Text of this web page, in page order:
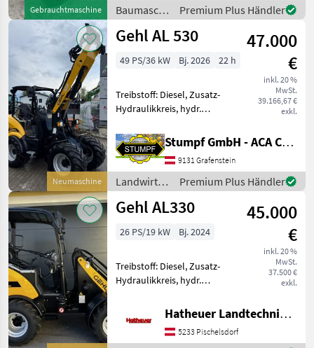
Gebrauchtmaschine
Baumaschinen Radlader
Baumaschinen
/ Gehl
Premium Plus Händler
Neumaschine
Gehl AL 530
47.000
€
inkl. 20 %
MwSt.
39.166,67 €
exkl.
49 PS/36 kW Bj. 2026 22 h
Treibstoff: Diesel, Zusatz-
Hydraulikkreis, hydr.
Gehl Hoflader des Modells
aus dem Baujahr 2025
überzeugt durch seine
herausragende Ausstattung
Stumpf GmbH - ACA Center Stumpf
9131 Grafenstein
Landwirtsch.
Motorfahrzeuge
/ Gehl
Premium Plus Händler
Gehl AL330
45.000
€
inkl. 20 %
MwSt.
37.500 €
exkl.
26 PS/19 kW Bj. 2024
Treibstoff: Diesel, Zusatz-
Hydraulikkreis, hydr.
Fahrerschutzdach Der
AL330 ist klein, aber stark
Hatheuer Landtechnik GmbH & Co.KG.
5233 Pischelsdorf